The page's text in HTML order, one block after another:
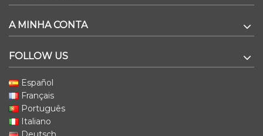
A MINHA CONTA
FOLLOW US
Español
Français
Português
Italiano